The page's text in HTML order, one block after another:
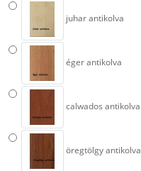
juhar antikolva
éger antikolva
calwados antikolva
öregtölgy antikolva